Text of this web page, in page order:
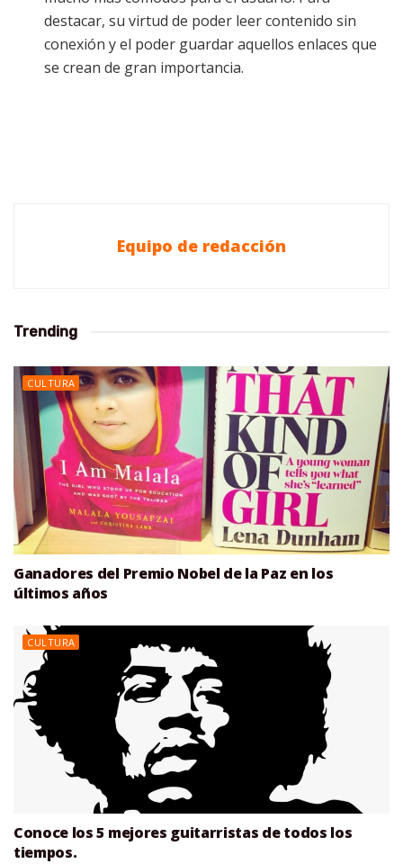
destacar, su virtud de poder leer contenido sin
conexión y el poder guardar aquellos enlaces que
se crean de gran importancia.
Equipo de redacción
Trending
CULTURA
Ganadores del Premio Nobel de la Paz en los
últimos años
CULTURA
Conoce los 5 mejores guitarristas de todos los
tiempos.